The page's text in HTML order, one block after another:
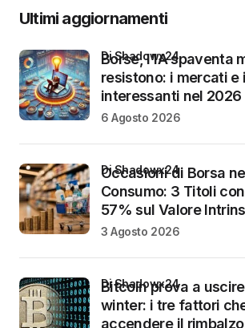
Ultimi aggiornamenti
Borse, l’IA spaventa
resistono: i mercati e
interessanti nel 2026
di Shadowx24
6 Agosto 2026
Occasioni di Borsa
Consumo: 3 Titoli
57% sul Valore
di Shadowx24
3 Agosto 2026
Bitcoin prova a
winter: i tre fattori
accendere il rimbalzo
di Shadowx24